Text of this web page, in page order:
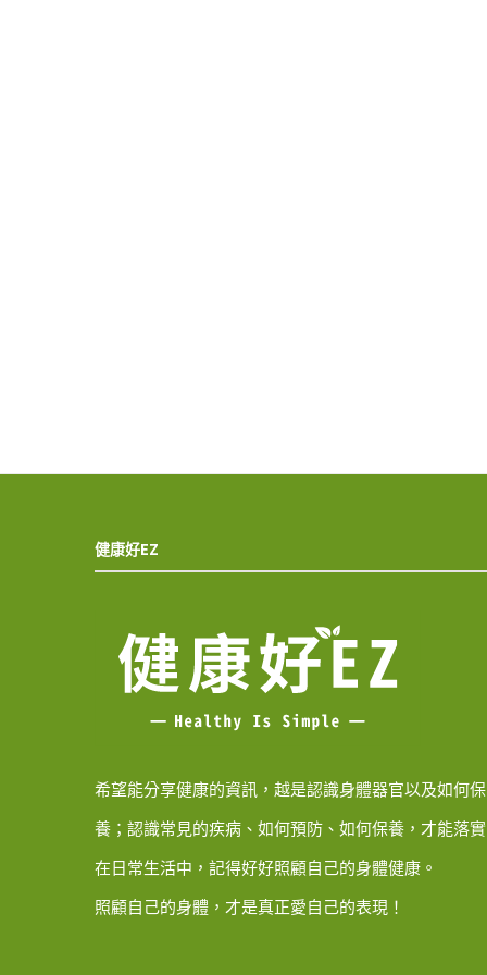
健康好EZ
希望能分享健康的資訊，越是認識身體器官以及如何保
養；認識常見的疾病、如何預防、如何保養，才能落實
在日常生活中，記得好好照顧自己的身體健康。
照顧自己的身體，才是真正愛自己的表現！